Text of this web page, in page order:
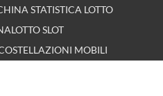
STATISTICA LOTTO
SLOT
MOBILI